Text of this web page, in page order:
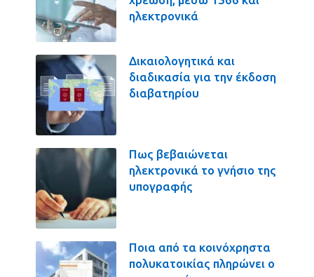
ηλεκτρονικά
Δικαιολογητικά και
διαδικασία για την έκδοση
διαβατηρίου
Πως βεβαιώνεται
ηλεκτρονικά το γνήσιο της
υπογραφής
Ποια από τα κοινόχρηστα
πολυκατοικίας πληρώνει ο